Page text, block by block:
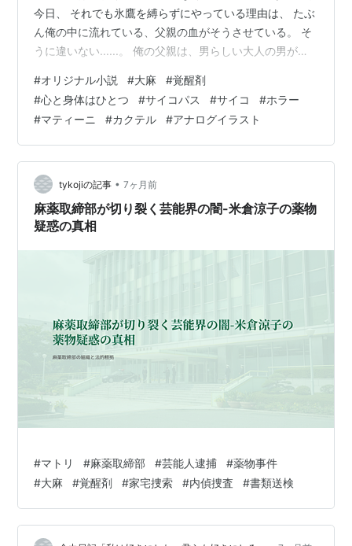
今日、 それでも氷鷹を縛らずにやっている理由は、 たぶ
ん俺の中に流れている、父親の血がそうさせている。 そ
うに違いない......。 俺の父親は、男らしい大人の男がす
まだ未成年だから、お酒は吞まないし、 お金を持ってい
ないから女も買わない。 ギャンブルに関しても、 お菓子
とかデコピンとか、 その程度のギャンブルと呼ぶには可
愛らしすぎるものしか 賭けたことがない。 けれども今こ
の、 縛らない氷鷹をやっているという状況は、 マジのギ
ャン…
#オリジナル小説 #大麻 #覚醒剤
#心と身体はひとつ #サイコパス #サイコ #ホラー
#マティーニ #カクテル #アナログイラスト
tykojiの記事 • 7ヶ月前
麻薬取締部が切り裂く芸能界の闇-米倉涼子の薬物
疑惑の真相
#マトリ #麻薬取締部 #芸能人逮捕 #薬物事件
#大麻 #覚醒剤 #家宅捜索 #内偵捜査 #書類送検